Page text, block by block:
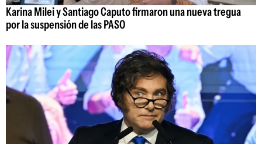
Karina Milei y Santiago Caputo firmaron una nueva tregua
por la suspensión de las PASO